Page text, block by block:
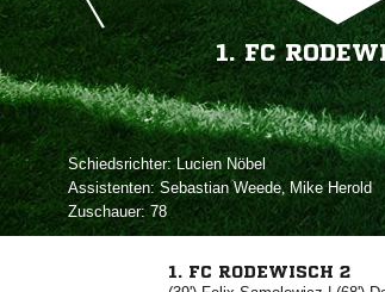
1. FC
Schiedsrichter:  
Assistenten: ,  
Zuschauer:78
1. FC RODEWISCH 2